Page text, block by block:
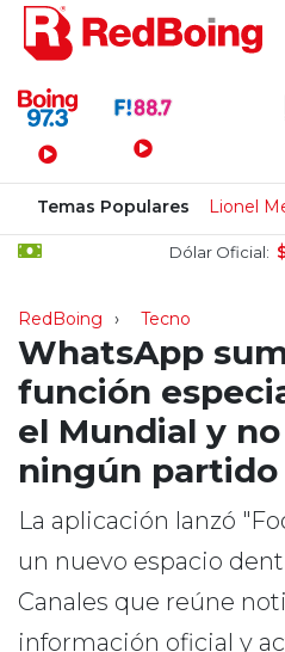
Menú Principal
Temas Populares Lionel
Dólar Oficial:
RedBoing Tecno
WhatsApp
función
el Mundial y
ningún partido
La aplicación lanzó
un nuevo espacio
Canales que reúne
información oficial y